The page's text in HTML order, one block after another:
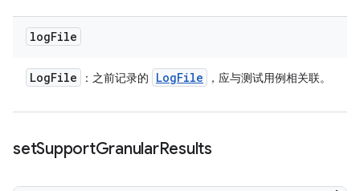
logFile
LogFile ：之前记录的 LogFile ，应与测试用例相关联。
setSupportGranularResults